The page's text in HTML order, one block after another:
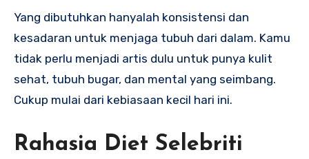
Yang dibutuhkan hanyalah konsistensi dan
kesadaran untuk menjaga tubuh dari dalam. Kamu
tidak perlu menjadi artis dulu untuk punya kulit
sehat, tubuh bugar, dan mental yang seimbang.
Cukup mulai dari kebiasaan kecil hari ini.
Rahasia Diet Selebriti